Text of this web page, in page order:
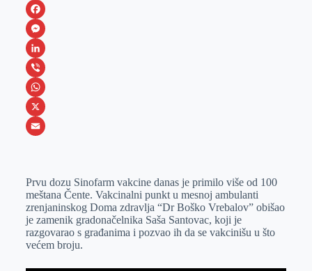
F
a
c
e
b
o
M
e
s
s
e
e
r
L
i
n
k
I
n
V
i
b
W
h
s
A
p
p
X
a
i
l
Prvu dozu Sinofarm vakcine danas je primilo više od 100
meštana Čente. Vakcinalni punkt u mesnoj ambulanti
zrenjaninskog Doma zdravlja “Dr Boško Vrebalov” obišao
je zamenik gradonačelnika Saša Santovac, koji je
razgovarao s građanima i pozvao ih da se vakcinišu u što
većem broju.